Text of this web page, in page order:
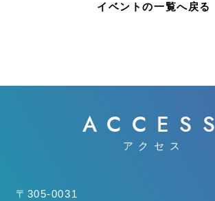
イベントの一覧へ戻る
ACCESS
アクセス
〒305-0031